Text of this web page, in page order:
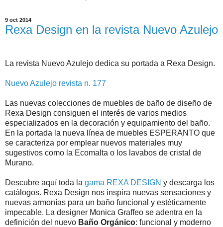
9 oct 2014
Rexa Design en la revista Nuevo Azulejo
La revista Nuevo Azulejo dedica su portada a Rexa Design.
Nuevo Azulejo revista n. 177
Las nuevas colecciones de muebles de baño de diseño de
Rexa Design consiguen el interés de varios medios
especializados en la decoración y equipamiento del baño.
En la portada la nueva línea de muebles ESPERANTO que
se caracteriza por emplear nuevos materiales muy
sugestivos como la Ecomalta o los lavabos de cristal de
Murano.
Descubre aquí toda la gama REXA DESIGN y descarga los
catálogos. Rexa Design nos inspira nuevas sensaciones y
nuevas armonías para un baño funcional y estéticamente
impecable. La designer Monica Graffeo se adentra en la
definición del nuevo Baño Orgánico: funcional y moderno